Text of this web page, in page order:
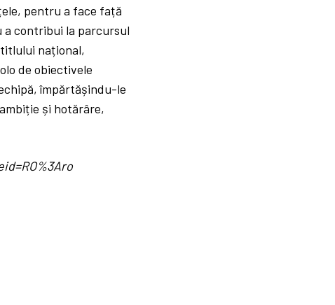
pentru a face față
a contribui la parcursul
național,
de obiectivele
împărtășindu-le
și hotărâre,